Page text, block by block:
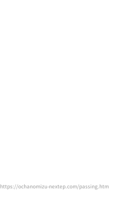
https://ochanomizu-nextep.com/passing.htm